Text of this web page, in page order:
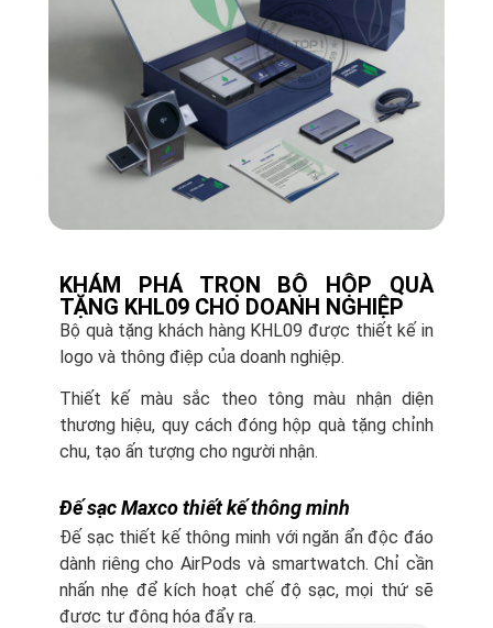
KHÁM PHÁ TRỌN BỘ HỘP QUÀ
TẶNG KHL09 CHO DOANH NGHIỆP
Bộ quà tặng khách hàng KHL09 được thiết kế in
logo và thông điệp của doanh nghiệp.
Thiết kế màu sắc theo tông màu nhận diện
thương hiệu, quy cách đóng hộp quà tặng chỉnh
chu, tạo ấn tượng cho người nhận.
Đế sạc Maxco thiết kế thông minh
Đế sạc thiết kế thông minh với ngăn ẩn độc đáo
dành riêng cho AirPods và smartwatch. Chỉ cần
nhấn nhẹ để kích hoạt chế độ sạc, mọi thứ sẽ
được tự động hóa đẩy ra.